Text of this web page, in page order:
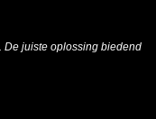
De juiste oplossing biedend